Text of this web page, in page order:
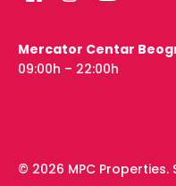
Mercator Centar
09:00h – 22:00h
© 2026 MPC